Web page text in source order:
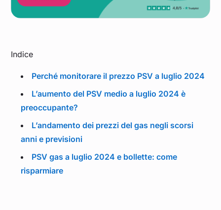
Indice
Perché monitorare il prezzo PSV a luglio 2024
L’aumento del PSV medio a luglio 2024 è
preoccupante?
L’andamento dei prezzi del gas negli scorsi
anni e previsioni
PSV gas a luglio 2024 e bollette: come
risparmiare